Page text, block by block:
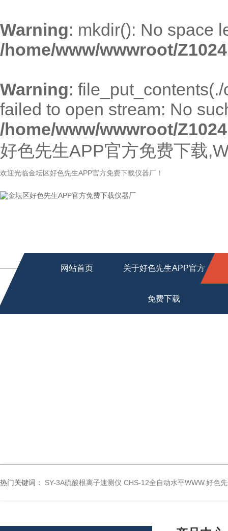
Warning: mkdir(): No space
/home/www/wwwroot/
Warning:
failed to open stream: No
/home/www/wwwroot/
好色先生APP官方免费下载
欢迎光临金坛区好色先生APP官方免费下载仪器厂！
网站首页 关于好色先生APP官方
免费下载
热门关键词： SY-3A硫酸根离子速测仪 CHS-12全自动水平WWW.好色